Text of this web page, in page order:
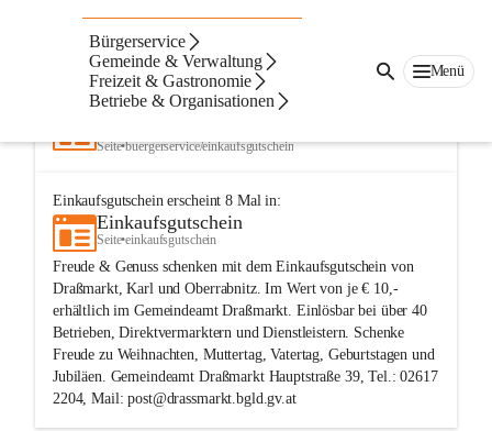
Bürgerservice
Gemeinde & Verwaltung
Freizeit & Gastronomie
Betriebe & Organisationen
Menü
Beste Resultate Navigation
Suchergebnisse
Suchergebnisse:
Seite•buergerservice/einkaufsgutschein
Einkaufsgutscheinerscheint8Mal in:
Einkaufsgutschein
Seite•einkaufsgutschein
Freude & Genuss schenken mit dem Einkaufsgutschein von
Draßmarkt, Karl und Oberrabnitz. Im Wert von je € 10,-
erhältlich im Gemeindeamt Draßmarkt. Einlösbar bei über 40
Betrieben, Direktvermarktern und Dienstleistern. Schenke
Freude zu Weihnachten, Muttertag, Vatertag, Geburtstagen und
Jubiläen. Gemeindeamt Draßmarkt Hauptstraße 39, Tel.: 02617
2204, Mail: post@drassmarkt.bgld.gv.at